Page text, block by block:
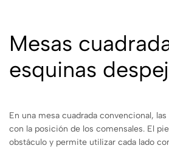
Mesas
esquinas
En una mesa cuadrada convencional,
con la posición de los comensales. El
obstáculo y permite utilizar cada lado